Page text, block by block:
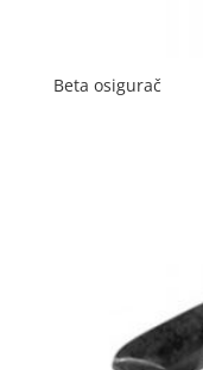
Beta osigurač